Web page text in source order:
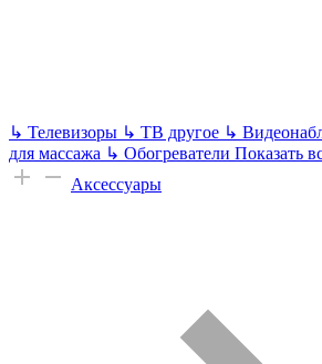
↳ Телевизоры ↳ ТВ другое ↳
для массажа ↳ Обогреватели Показать
Аксессуары